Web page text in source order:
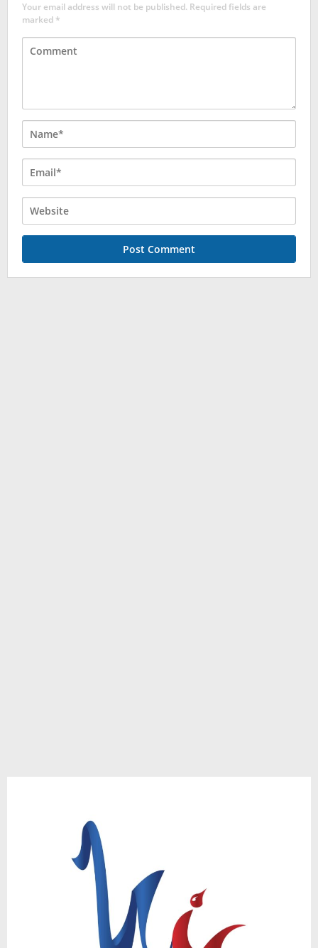
Your email address will not be published. Required fields are
marked*